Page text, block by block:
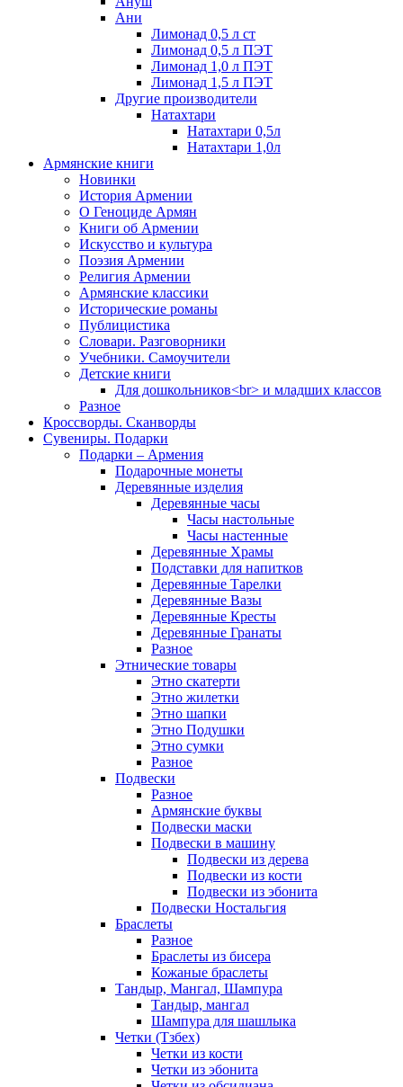
Ани
Лимонад 0,5 л ст
Лимонад 0,5 л ПЭТ
Лимонад 1,0 л ПЭТ
Лимонад 1,5 л ПЭТ
Другие производители
Натахтари
Натахтари 0,5л
Натахтари 1,0л
Армянские книги
Новинки
История Армении
О Геноциде Армян
Книги об Армении
Иcкусство и культура
Поэзия Армении
Религия Армении
Армянские классики
Исторические романы
Публицистика
Словари. Разговорники
Учебники. Самоучители
Детские книги
Для дошкольников<br> и младших классов
Разное
Кроссворды. Сканворды
Сувениры. Подарки
Подарки – Армения
Подарочные монеты
Деревянные изделия
Деревянные часы
Часы настольные
Часы настенные
Деревянные Храмы
Подставки для напитков
Деревянные Тарелки
Деревянные Вазы
Деревянные Кресты
Деревянные Гранаты
Разное
Этнические товары
Этно скатерти
Этно жилетки
Этно шапки
Этно Подушки
Этно сумки
Разное
Подвески
Разное
Армянские буквы
Подвески маски
Подвески в машину
Подвески из дерева
Подвески из кости
Подвески из эбонита
Подвески Ностальгия
Браслеты
Разное
Браслеты из бисера
Кожаные браслеты
Тандыр, Мангал, Шампура
Тандыр, мангал
Шампура для шашлыка
Четки (Тзбех)
Четки из кости
Четки из эбонита